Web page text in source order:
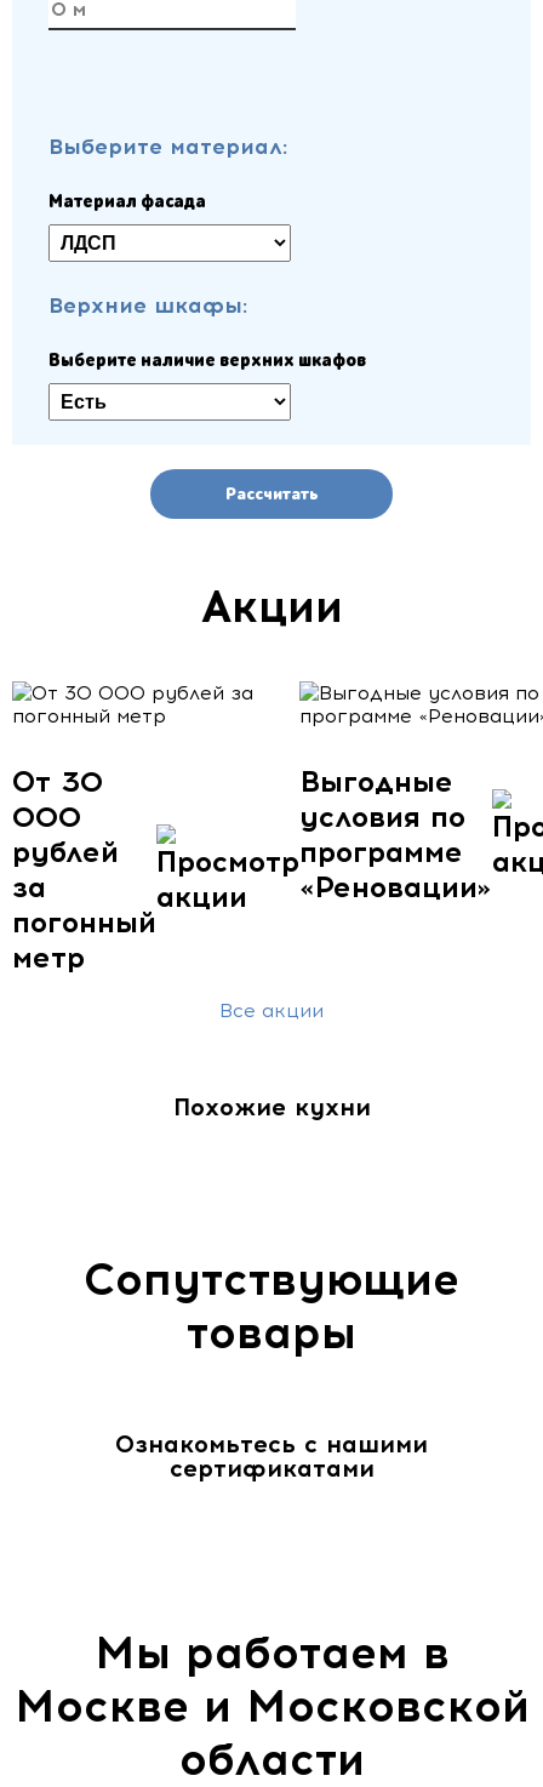
Выберите материал:
Материал фасада
Верхние шкафы:
Выберите наличие верхних шкафов
Рассчитать
Акции
От 30
000
рублей
за
погонный
метр
Выгодные
условия по
программе
«Реновации»
Все акции
Похожие кухни
Сопутствующие
товары
Ознакомьтесь с нашими
сертификатами
Мы работаем в
Москве и Московской
области